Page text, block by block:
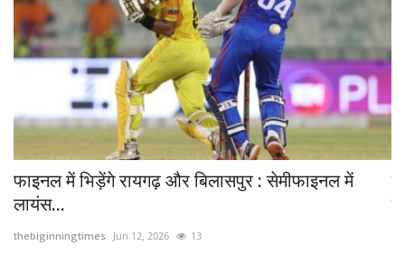
डिप्टी सीएम अरुण साव ने कॉमनवेल्थ गेम्स की सिल्वर
मेडलिस्ट...
thebiginningtimes Aug 3, 2026